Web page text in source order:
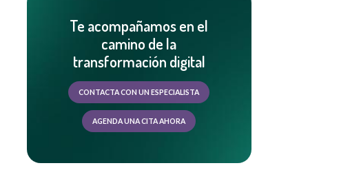
Te acompañamos en el
camino de la
transformación digital
CONTACTA CON UN ESPECIALISTA
AGENDA UNA CITA AHORA